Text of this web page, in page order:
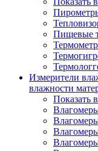
Пищевые
Измерители
влажности
Показать